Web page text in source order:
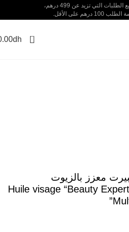
التوصيل مجاني لجميع الطلبات التي تزيد عن 499 درهم،
درهم على الأقل.
0
dh
معزز بالزيوت
والفيتامينات المتعددة /Huile visage “Beauty Expert